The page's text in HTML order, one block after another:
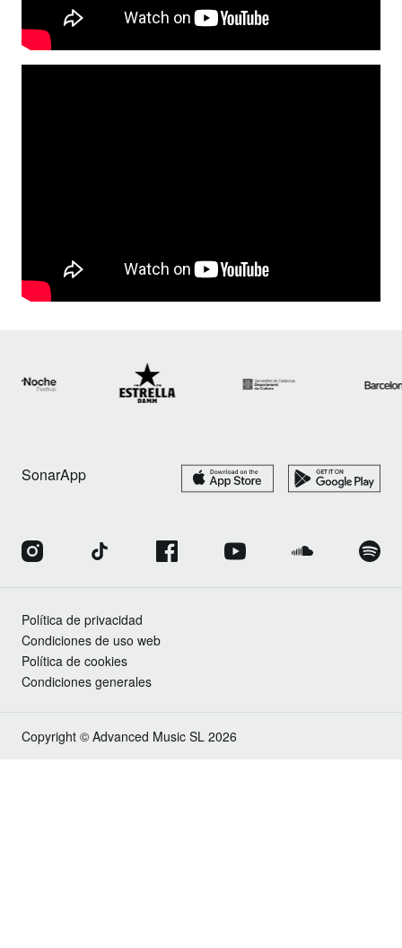
SonarApp
Política de privacidad
Condiciones de uso web
Política de cookies
Condiciones generales
Copyright © Advanced Music SL 2026